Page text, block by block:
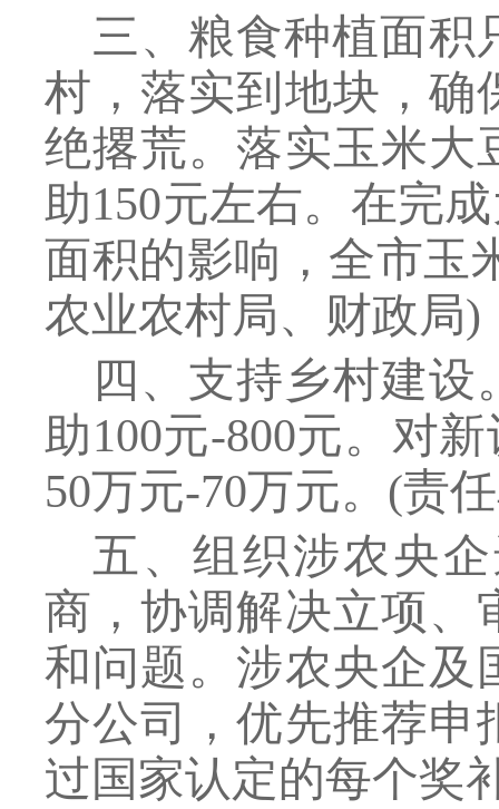
三、粮食种植面积
村，落实到地块，确
绝撂荒。落实玉米大
助150元左右。在完
面积的影响，全市玉
农业农村局、财政局)
四、支持乡村建设
助100元-800元。对
50万元-70万元。 (责
五、组织涉农央
商，协调解决立项、
和问题。涉农央企及
分公司，优先推荐申
过国家认定的每个奖